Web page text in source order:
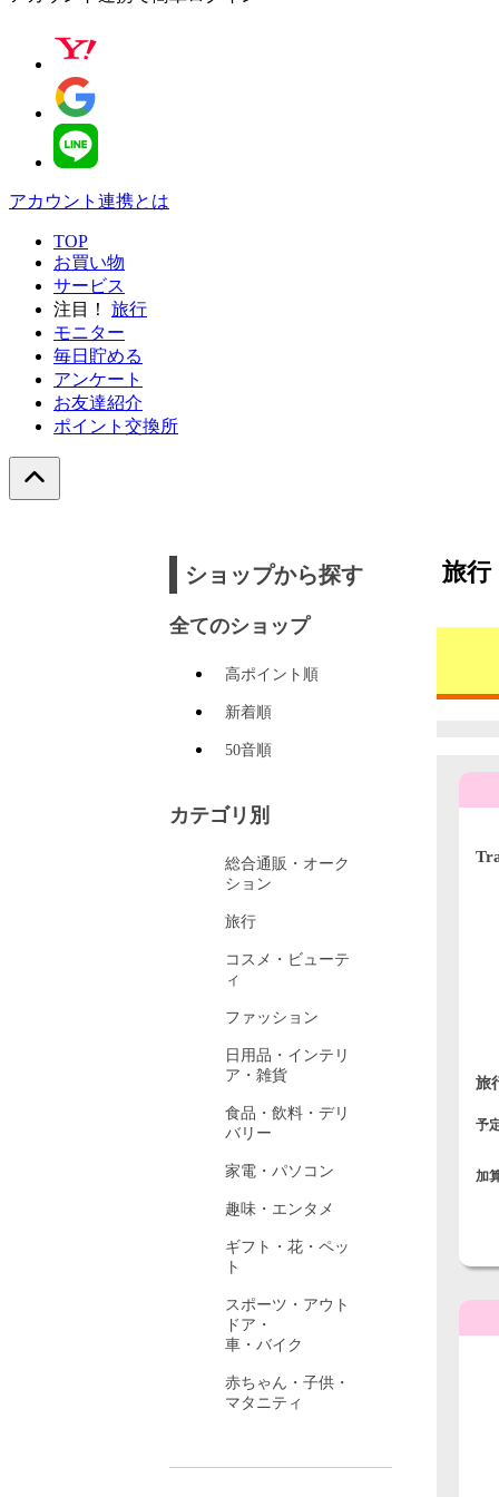
アカウント連携とは
TOP
お買い物
サービス
注目！
旅行
モニター
毎日貯める
アンケート
お友達紹介
ポイント交換所
ショップから探す
全てのショップ
高ポイント順
新着順
50音順
カテゴリ別
総合通販・オーク
ション
旅行
コスメ・ビューテ
ィ
ファッション
日用品・インテリ
ア・雑貨
食品・飲料・デリ
バリー
家電・パソコン
趣味・エンタメ
ギフト・花・ペッ
ト
スポーツ・アウト
ドア・
車・バイク
赤ちゃん・子供・
マタニティ
旅行
旅
予
加